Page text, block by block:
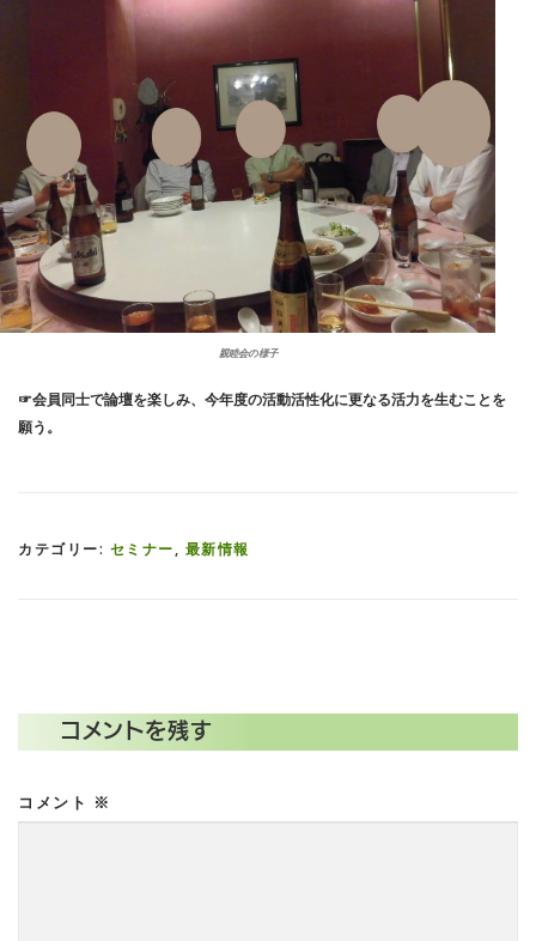
親睦会の様子
☞会員同士で論壇を楽しみ、今年度の活動活性化に更なる活力を生むことを
願う。
カテゴリー: セミナー, 最新情報
コメントを残す
コメント ※